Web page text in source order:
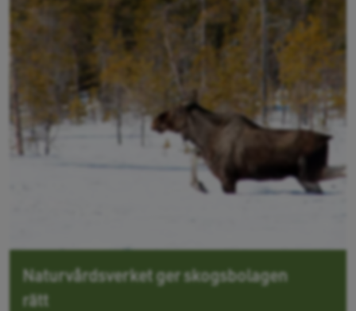
Naturvårdsverket ger skogsbolagen
rätt